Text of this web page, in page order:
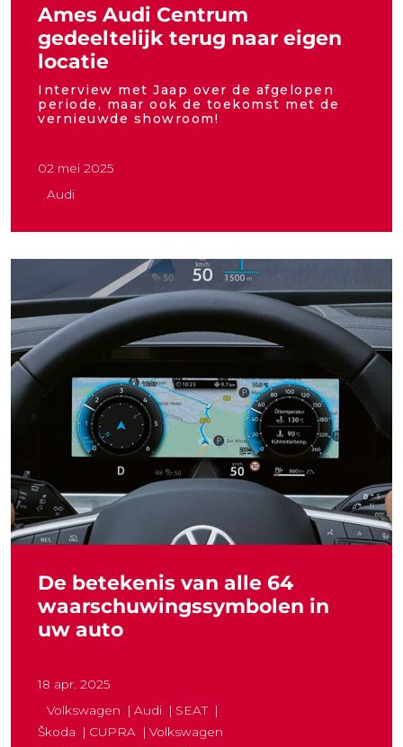
Ames Audi Centrum
gedeeltelijk terug naar eigen
locatie
Interview met Jaap over de afgelopen
periode, maar ook de toekomst met de
vernieuwde showroom!
02 mei 2025
Audi
De betekenis van alle 64
waarschuwingssymbolen in
uw auto
18 apr. 2025
Volkswagen
Audi
SEAT
Škoda
CUPRA
Volkswagen